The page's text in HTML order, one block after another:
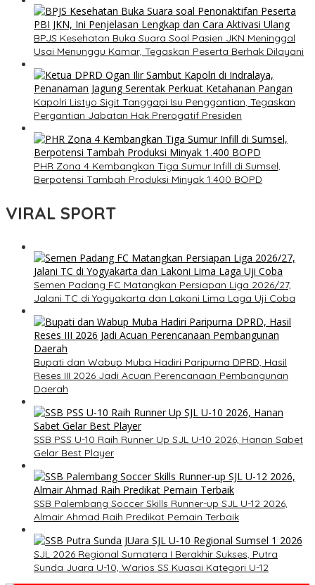
BPJS Kesehatan Buka Suara Soal Pasien JKN Meninggal
Usai Menunggu Kamar, Tegaskan Peserta Berhak Dilayani
Kapolri Listyo Sigit Tanggapi Isu Penggantian, Tegaskan
Pergantian Jabatan Hak Prerogatif Presiden
PHR Zona 4 Kembangkan Tiga Sumur Infill di Sumsel,
Berpotensi Tambah Produksi Minyak 1.400 BOPD
VIRAL SPORT
Semen Padang FC Matangkan Persiapan Liga 2026/27,
Jalani TC di Yogyakarta dan Lakoni Lima Laga Uji Coba
Bupati dan Wabup Muba Hadiri Paripurna DPRD, Hasil
Reses III 2026 Jadi Acuan Perencanaan Pembangunan
Daerah
SSB PSS U-10 Raih Runner Up SJL U-10 2026, Hanan Sabet
Gelar Best Player
SSB Palembang Soccer Skills Runner-up SJL U-12 2026,
Almair Ahmad Raih Predikat Pemain Terbaik
SJL 2026 Regional Sumatera I Berakhir Sukses, Putra
Sunda Juara U-10, Warios SS Kuasai Kategori U-12